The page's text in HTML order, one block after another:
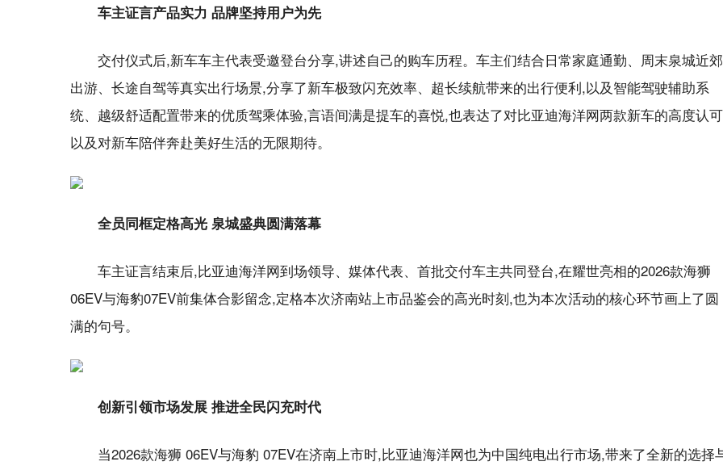
车主证言产品实力 品牌坚持用户为先
交付仪式后,新车车主代表受邀登台分享,讲述自己的购车历程。车主们结合日常家庭通勤、周末泉城近郊
出游、长途自驾等真实出行场景,分享了新车极致闪充效率、超长续航带来的出行便利,以及智能驾驶辅助系
统、越级舒适配置带来的优质驾乘体验,言语间满是提车的喜悦,也表达了对比亚迪海洋网两款新车的高度认
以及对新车陪伴奔赴美好生活的无限期待。
全员同框定格高光 泉城盛典圆满落幕
车主证言结束后,比亚迪海洋网到场领导、媒体代表、首批交付车主共同登台,在耀世亮相的2026款海狮
06EV与海豹07EV前集体合影留念,定格本次济南站上市品鉴会的高光时刻,也为本次活动的核心环节画上了圆
满的句号。
创新引领市场发展 推进全民闪充时代
当2026款海狮 06EV与海豹 07EV在济南上市时,比亚迪海洋网也为中国纯电出行市场,带来了全新的选择